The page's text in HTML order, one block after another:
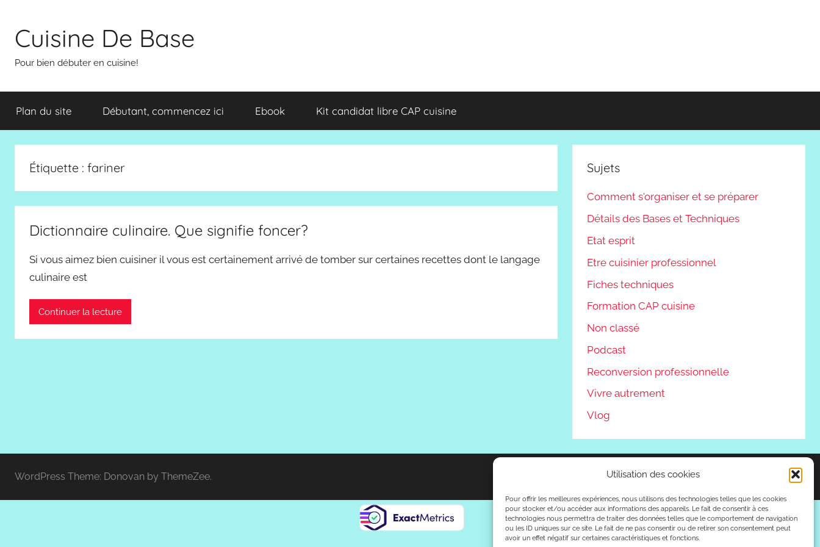
Utilisation des cookies
Pour offrir les meilleures expériences, nous utilisons des technologies telles que les cookies
pour stocker et/ou accéder aux informations des appareils. Le fait de consentir à ces
technologies nous permettra de traiter des données telles que le comportement de navigation
ou les ID uniques sur ce site. Le fait de ne pas consentir ou de retirer son consentement peut
avoir un effet négatif sur certaines caractéristiques et fonctions.
contenu
Cuisine De Base
Pour bien débuter en cuisine!
Plan du site Débutant, commencez ici Ebook Kit candidat libre CAP cuisine
Étiquette : fariner
Dictionnaire culinaire. Que signifie foncer?
Si vous aimez bien cuisiner il vous est certainement arrivé de tomber sur certaines recettes dont le langage
culinaire est
Continuer la lecture
Sujets
Comment s'organiser et se préparer
Détails des Bases et Techniques
Etat esprit
Etre cuisinier professionnel
Fiches techniques
Formation CAP cuisine
Non classé
Podcast
Reconversion professionnelle
Vivre autrement
Vlog
WordPress Theme: Donovan by ThemeZee.